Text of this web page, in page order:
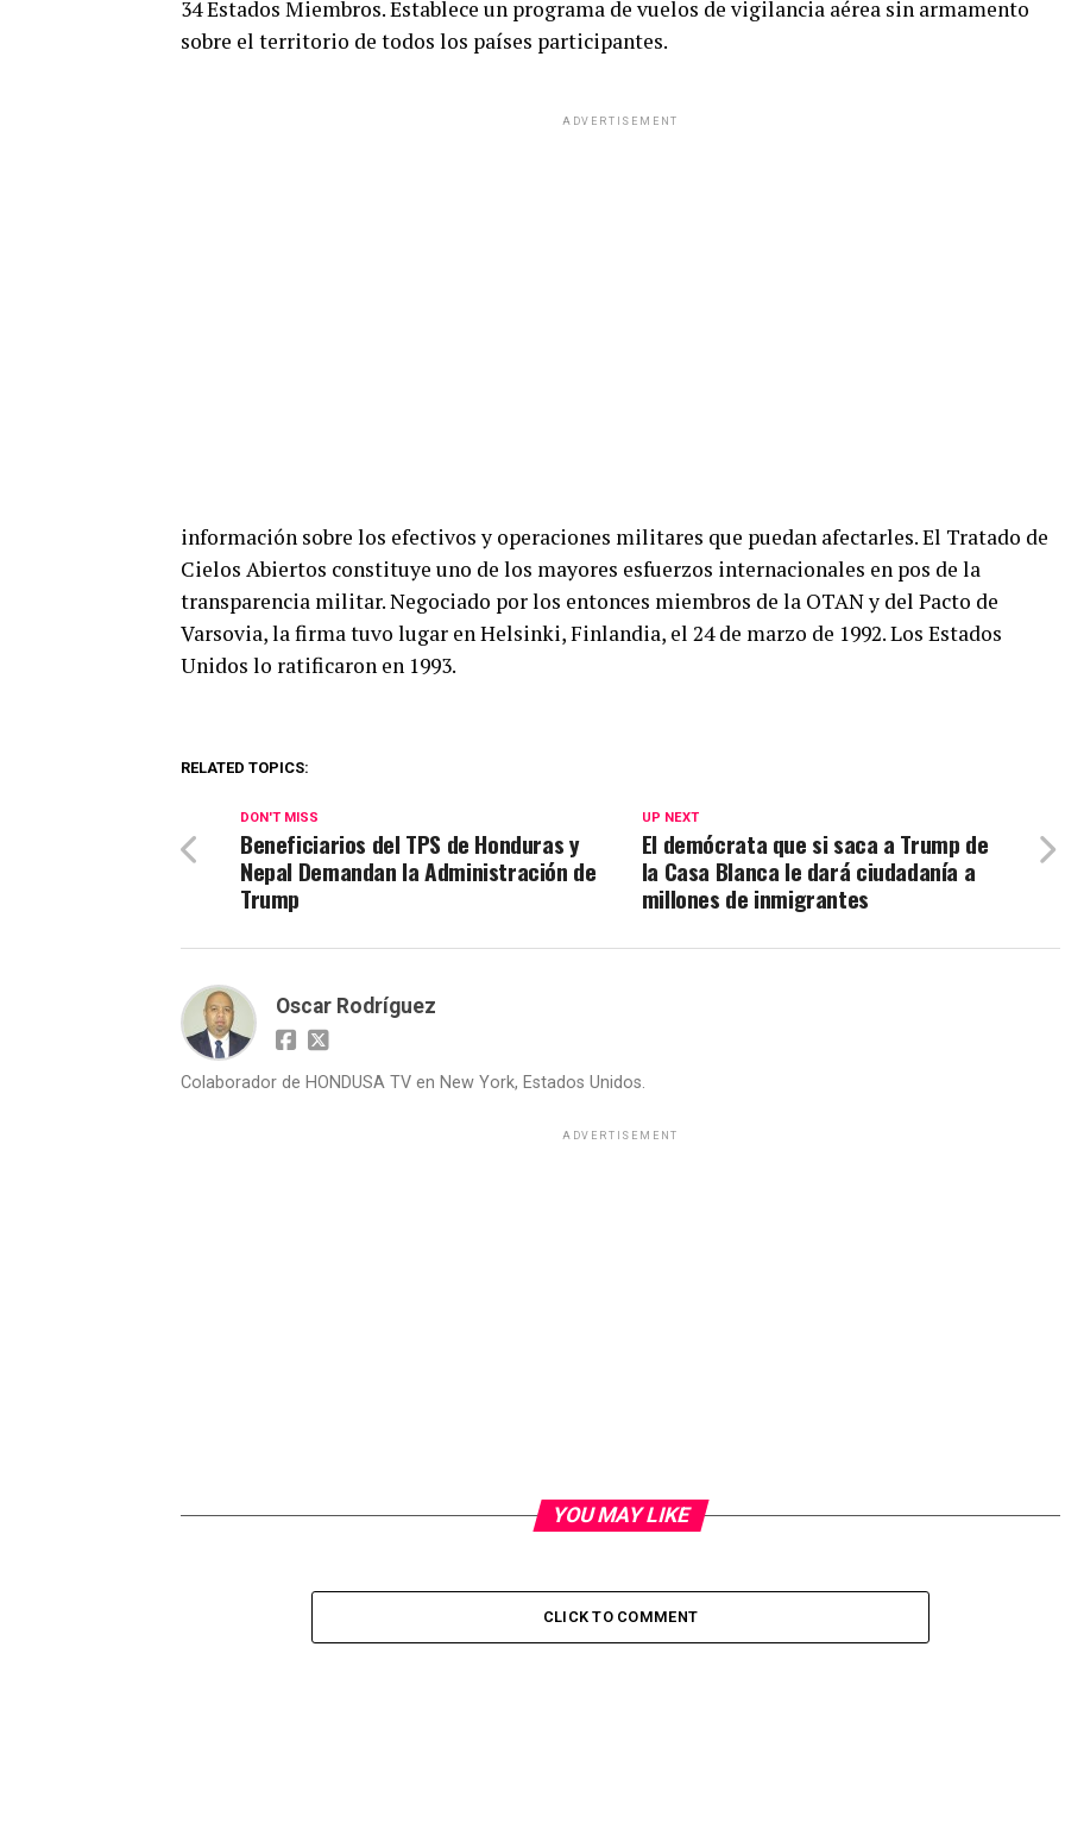
34 Estados Miembros. Establece un programa de vuelos de vigilancia aérea sin armamento
sobre el territorio de todos los países participantes.
ADVERTISEMENT
información sobre los efectivos y operaciones militares que puedan afectarles. El Tratado de
Cielos Abiertos constituye uno de los mayores esfuerzos internacionales en pos de la
transparencia militar. Negociado por los entonces miembros de la OTAN y del Pacto de
Varsovia, la firma tuvo lugar en Helsinki, Finlandia, el 24 de marzo de 1992. Los Estados
Unidos lo ratificaron en 1993.
RELATED TOPICS:
UP NEXT
El demócrata que si saca a Trump de
la Casa Blanca le dará ciudadanía a
millones de inmigrantes
DON'T MISS
Beneficiarios del TPS de Honduras y
Nepal Demandan la Administración de
Trump
Oscar Rodríguez
Colaborador de HONDUSA TV en New York, Estados Unidos.
ADVERTISEMENT
YOU MAY LIKE
CLICK TO COMMENT